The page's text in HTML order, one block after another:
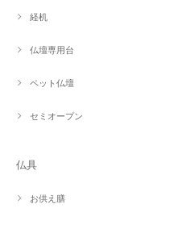
経机
仏壇専用台
ペット仏壇
セミオープン
仏具
お供え膳